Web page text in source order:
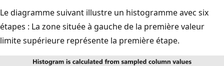
Le diagramme suivant illustre un histogramme avec six
étapes : La zone située à gauche de la première valeur
limite supérieure représente la première étape.